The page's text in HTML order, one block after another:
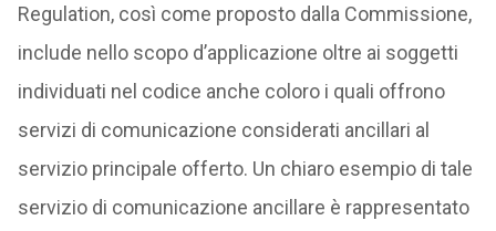
Regulation, così come proposto dalla Commissione,
include nello scopo d’applicazione oltre ai soggetti
individuati nel codice anche coloro i quali offrono
servizi di comunicazione considerati ancillari al
servizio principale offerto. Un chiaro esempio di tale
servizio di comunicazione ancillare è rappresentato